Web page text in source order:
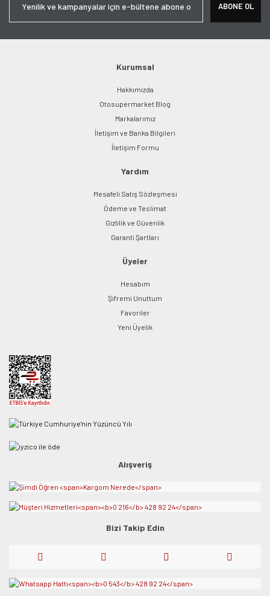
Ürün açıklamasında eksik bilgiler bulunuyor.
Bu ürüne benzer farklı alternatifler olmalı.
Gönder
ABONE OL
Kurumsal
Hakkımızda
Otosupermarket Blog
Markalarımız
İletişim ve Banka Bilgileri
İletişim Formu
Yardım
Mesafeli Satış Sözleşmesi
Ödeme ve Teslimat
Gizlilik ve Güvenlik
Garanti Şartları
Üyeler
Hesabım
Şifremi Unuttum
Favoriler
Yeni Üyelik
Alışveriş
Bizi Takip Edin